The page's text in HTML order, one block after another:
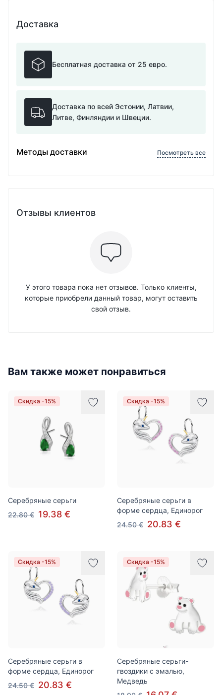
Доставка
Бесплатная доставка от 25 евро.
Доставка по всей Эстонии, Латвии,
Литве, Финляндии и Швеции.
Методы доставки Посмотреть все
Отзывы клиентов
У этого товара пока нет отзывов. Только клиенты,
которые приобрели данный товар, могут оставить
свой отзыв.
Вам также может понравиться
Скидка -15%
Серебряные серьги
22.80 € 19.38 €
Скидка -15%
Серебряные серьги в
форме сердца, Единорог
24.50 € 20.83 €
Скидка -15%
Серебряные серьги в
форме сердца, Единорог
24.50 € 20.83 €
Скидка -15%
Серебряные серьги-
гвоздики с эмалью,
Медведь